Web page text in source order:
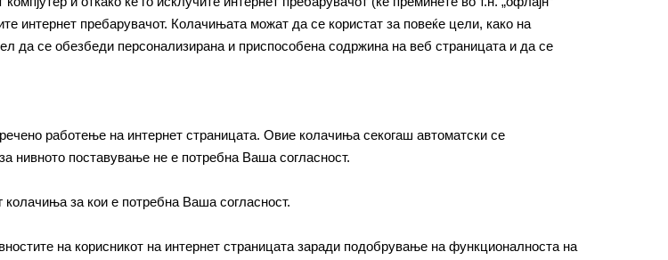
интернет пребарувачот. Колачињата можат да се користат за повеќе цели, како на
да се обезбеди персонализирана и приспособена содржина на веб страницата и да се
работење на интернет страницата. Овие колачиња секогаш автоматски се
нивното поставување не е потребна Ваша согласност.
за кои е потребна Ваша согласност.
на корисникот на интернет страницата заради подобрување на функционалноста на